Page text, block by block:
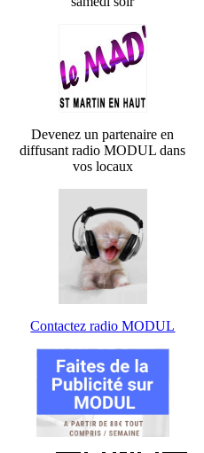
Devenez un partenaire en
diffusant radio MODUL dans
vos locaux
Contactez radio MODUL